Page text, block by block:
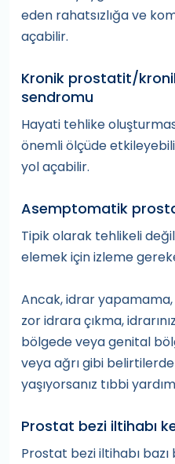
eden rahatsızlığa ve
açabilir.
Kronik prostatit/
sendromu
Hayati tehlike
önemli ölçüde
yol açabilir.
Asemptomatik
Tipik olarak tehlikeli
elemek için izleme
Ancak, idrar
zor idrara çıkma,
bölgede veya genital
veya ağrı gibi
yaşıyorsanız tıbbi
Prostat bezi iltihabı
Prostat bezi iltihabı bazı